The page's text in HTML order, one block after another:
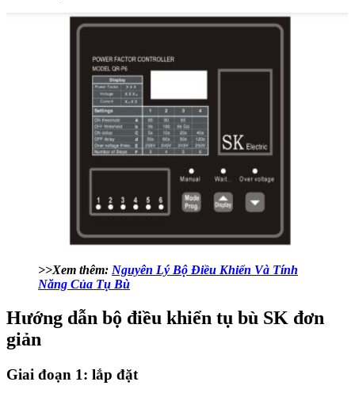
>>Xem thêm: Nguyên Lý Bộ Điều Khiển Và Tính
Năng Của Tụ Bù
Hướng dẫn bộ điều khiển tụ bù SK đơn
giản
Giai đoạn 1: lắp đặt